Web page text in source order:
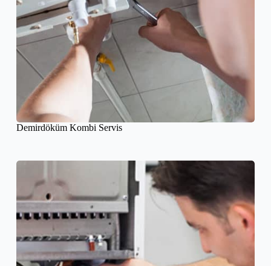
Demirdöküm Kombi Servis